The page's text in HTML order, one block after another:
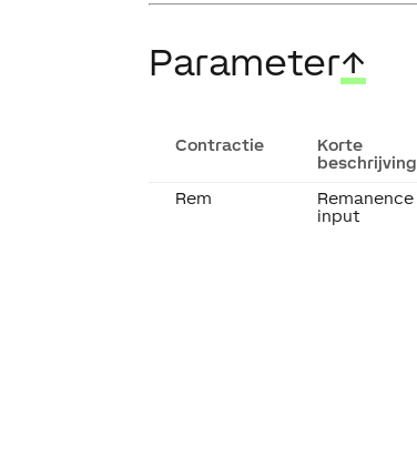
Parameter↑
Contractie
Korte
beschrijving
Rem
Remanence
input